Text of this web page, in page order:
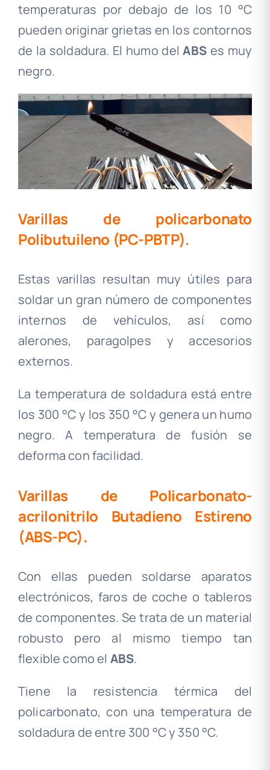
temperaturas por debajo de los 10 °C
pueden originar grietas en los contornos
de la soldadura. El humo delABSes muy
negro.
Varillas de policarbonato
Polibutuileno (PC-PBTP).
Estas varillas resultan muy útiles para
soldar un gran número de componentes
internos de vehículos, así como
alerones, paragolpes y accesorios
externos.
La temperatura de soldadura está entre
los 300 °C y los 350 °C y genera un humo
negro. A temperatura de fusión se
deforma con facilidad.
Varillas de Policarbonato-
acrilonitrilo Butadieno Estireno
(ABS-PC).
Con ellas pueden soldarse aparatos
electrónicos, faros de coche o tableros
de componentes. Se trata de un material
robusto pero al mismo tiempo tan
flexible como el ABS.
Tiene la resistencia térmica del
policarbonato, con una temperatura de
soldadura de entre 300 °C y 350 °C.